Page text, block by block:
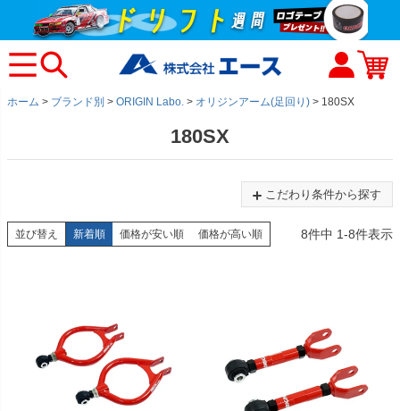
ホーム ブランド別 ORIGIN Labo. オリジンアーム(足回り) 180SX
180SX
こだわり条件から探す
並び替え 新着順 価格が安い順 価格が高い順 8件中 1-8件表示